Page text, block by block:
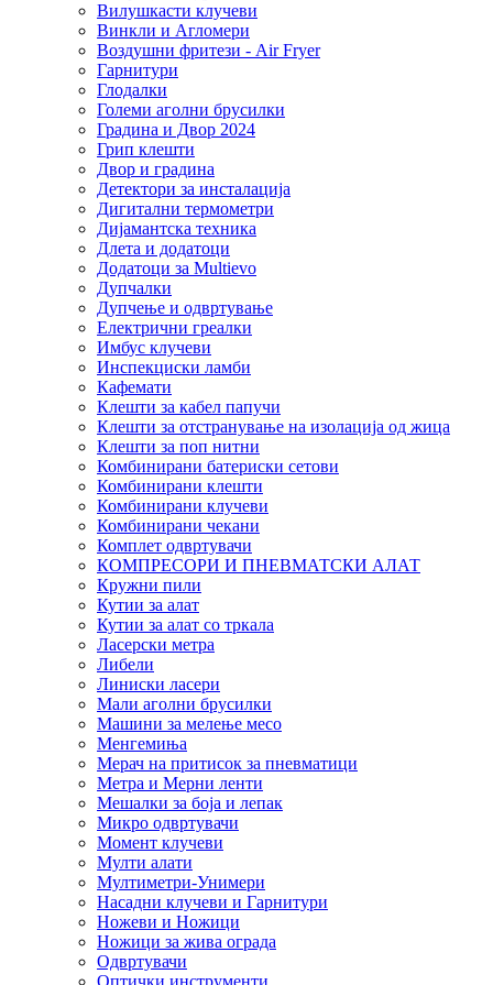
Вилушкасти клучеви
Винкли и Агломери
Воздушни фритези - Air Fryer
Гарнитури
Глодалки
Големи аголни брусилки
Градина и Двор 2024
Грип клешти
Двор и градина
Детектори за инсталација
Дигитални термометри
Дијамантска техника
Длета и додатоци
Додатоци за Multievo
Дупчалки
Дупчење и одвртување
Електрични греалки
Имбус клучеви
Инспекциски ламби
Кафемати
Клешти за кабел папучи
Клешти за отстранување на изолација од жица
Клешти за поп нитни
Комбинирани батериски сетови
Комбинирани клешти
Комбинирани клучеви
Комбинирани чекани
Комплет одвртувачи
КОМПРЕСОРИ И ПНЕВМАТСКИ АЛАТ
Кружни пили
Кутии за алат
Кутии за алат со тркала
Ласерски метра
Либели
Линиски ласери
Мали аголни брусилки
Машини за мелење месо
Менгемиња
Мерач на притисок за пневматици
Метра и Мерни ленти
Мешалки за боја и лепак
Микро одвртувачи
Момент клучеви
Мулти алати
Мултиметри-Унимери
Насадни клучеви и Гарнитури
Ножеви и Ножици
Ножици за жива ограда
Одвртувачи
Оптички инструменти